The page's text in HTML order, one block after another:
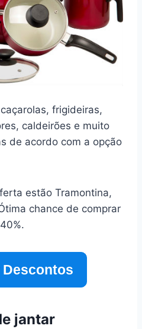
frigideiras,
caldeirões e muito
de acordo com a opção
estão Tramontina,
chance de comprar
jantar